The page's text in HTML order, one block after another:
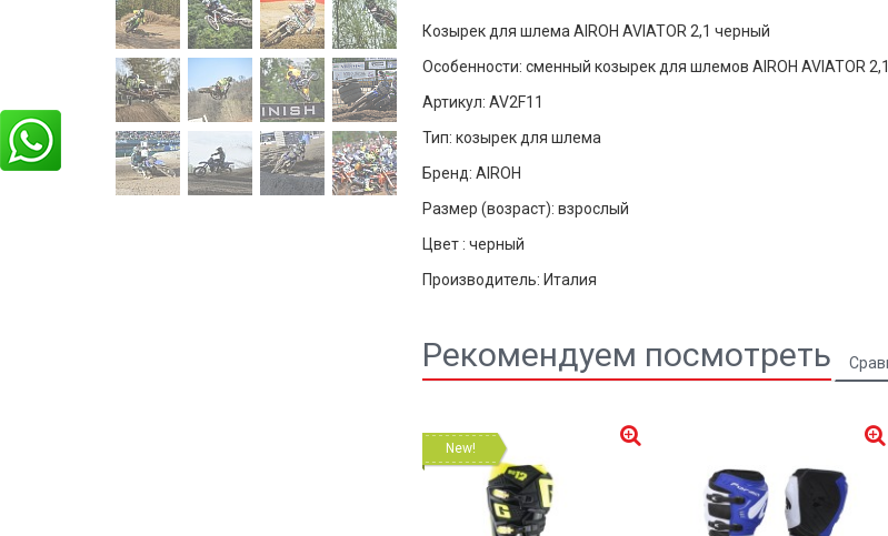
Козырек для шлема AIROH AVIATOR 2,1 черный
Особенности: сменный козырек для шлемов AIROH AVIATOR 2,1
Артикул: AV2F11
Тип: козырек для шлема
Бренд: AIROH
Размер (возраст): взрослый
Цвет : черный
Производитель: Италия
Рекомендуем посмотреть
New!